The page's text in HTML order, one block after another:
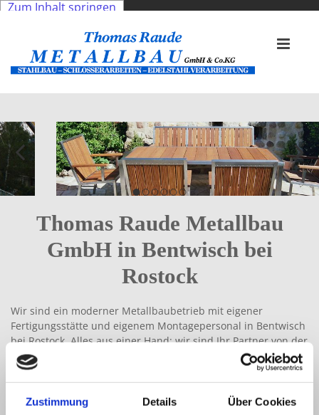
Zustimmung Details Über Cookies
Zum Inhalt springen
Thomas Raude Metallbau
GmbH in Bentwisch bei
Rostock
Wir sind ein moderner Metallbaubetrieb mit eigener
Fertigungsstätte und eigenem Montagepersonal in Bentwisch
bei Rostock. Alles aus einer Hand: wir sind Ihr Partner von der
Beratung über die Planung, Konstruktion, Produktion und
Montage bis zur Übergabe Ihres Projektes. Als erfahrener,
kompetenter und zuverlässiger Partner erfüllen wir gern Ihre
individuellen Wünsche nach Zuverlässigkeit,